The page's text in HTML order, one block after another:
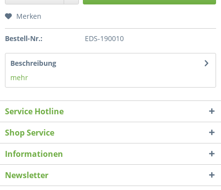
Merken
Bestell-Nr.: EDS-190010
Beschreibung
mehr
Service Hotline
Shop Service
Informationen
Newsletter